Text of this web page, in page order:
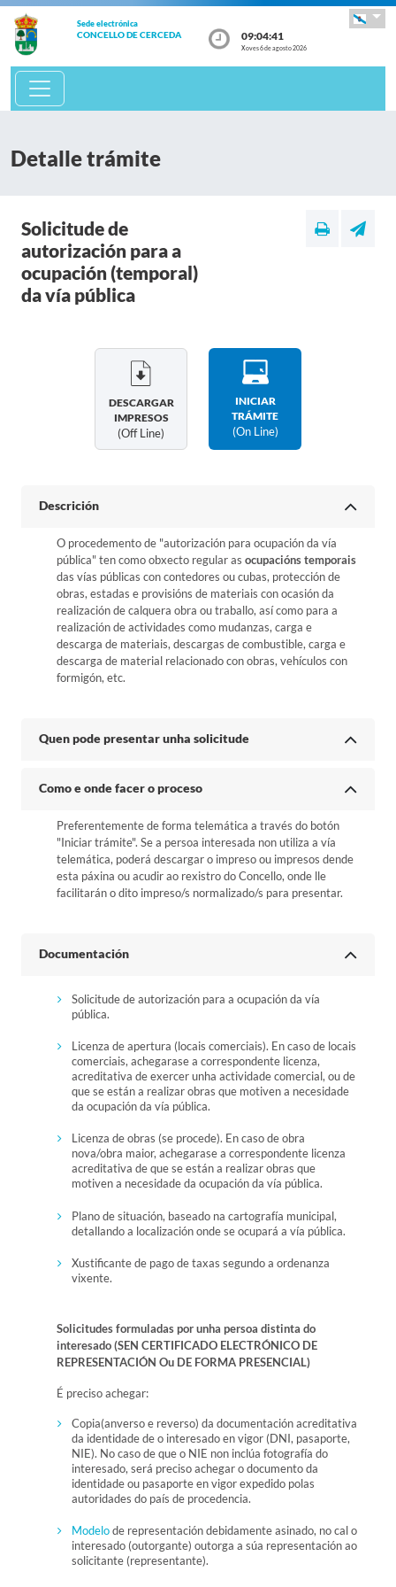
Sede electrónica
CONCELLO DE CERCEDA 09:04:41
Xoves 6 de agosto 2026
Detalle trámite
Solicitude de
autorización para a
ocupación (temporal)
da vía pública
DESCARGAR
IMPRESOS
(off Line)
INICIAR
TRÁMITE
(on Line)
Descrición
O procedemento de "autorización para ocupación da vía
pública" ten como obxecto regular as ocupacións temporais
das vías públicas con contedores ou cubas, protección de
obras, estadas e provisións de materiais con ocasión da
realización de calquera obra ou traballo, así como para a
realización de actividades como mudanzas, carga e
descarga de materiais, descargas de combustible, carga e
descarga de material relacionado con obras, vehículos con
formigón, etc.
Quen pode presentar unha solicitude
Como e onde facer o proceso
Preferentemente de forma telemática a través do botón
"Iniciar trámite". Se a persoa interesada non utiliza a vía
telemática, poderá descargar o impreso ou impresos dende
esta páxina ou acudir ao rexistro do Concello, onde lle
facilitarán o dito impreso/s normalizado/s para presentar.
Documentación
Solicitude de autorización para a ocupación da vía
pública.
Licenza de apertura (locais comerciais). En caso de locais
comerciais, achegarase a correspondente licenza,
acreditativa de exercer unha actividade comercial, ou de
que se están a realizar obras que motiven a necesidade
da ocupación da vía pública.
Licenza de obras (se procede). En caso de obra
nova/obra maior, achegarase a correspondente licenza
acreditativa de que se están a realizar obras que
motiven a necesidade da ocupación da vía pública.
Plano de situación, baseado na cartografía municipal,
detallando a localización onde se ocupará a vía pública.
Xustificante de pago de taxas segundo a ordenanza
vixente.
Solicitudes formuladas por unha persoa distinta do
interesado (SEN CERTIFICADO ELECTRÓNICO DE
REPRESENTACIÓN Ou DE FORMA PRESENCIAL)
É preciso achegar:
Copia(anverso e reverso) da documentación acreditativa
da identidade de o interesado en vigor (DNI, pasaporte,
NIE). No caso de que o NIE non inclúa fotografía do
interesado, será preciso achegar o documento da
identidade ou pasaporte en vigor expedido polas
autoridades do país de procedencia.
Modelode representación debidamente asinado, no cal o
interesado (outorgante) outorga a súa representación ao
solicitante (representante).